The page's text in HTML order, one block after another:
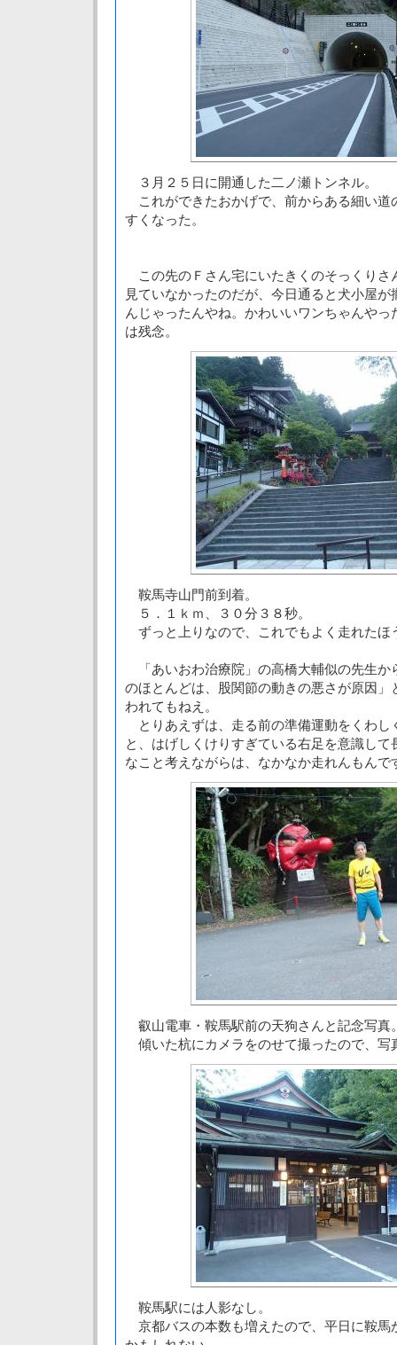
３月２５日に開通した二ノ瀬トンネル。
これができたおかげで、前からある細い道
すくなった。
この先のＦさん宅にいたきくのそっくりさ
見ていなかったのだが、今日通ると犬小屋
んじゃったんやね。かわいいワンちゃんや
は残念。
鞍馬寺山門前到着。
５．１ｋｍ、３０分３８秒。
ずっと上りなので、これでもよく走れたほ
「あいおわ治療院」の高橋大輔似の先生か
のほとんどは、股関節の動きの悪さが原因」
われてもねえ。
とりあえずは、走る前の準備運動をくわし
と、はげしくけりすぎている右足を意識し
なこと考えながらは、なかなか走れんもんで
叡山電車・鞍馬駅前の天狗さんと記念写真
傾いた杭にカメラをのせて撮ったので、写
鞍馬駅には人影なし。
京都バスの本数も増えたので、平日に鞍馬